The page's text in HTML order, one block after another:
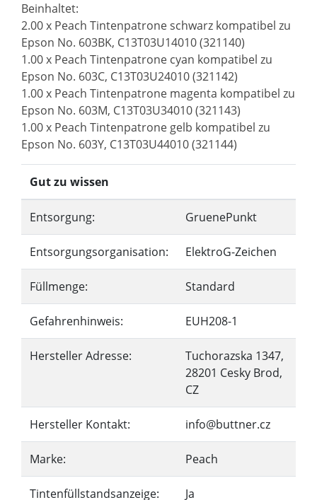
Beinhaltet:
2.00 x Peach Tintenpatrone schwarz kompatibel zu
Epson No. 603BK, C13T03U14010 (321140)
1.00 x Peach Tintenpatrone cyan kompatibel zu
Epson No. 603C, C13T03U24010 (321142)
1.00 x Peach Tintenpatrone magenta kompatibel zu
Epson No. 603M, C13T03U34010 (321143)
1.00 x Peach Tintenpatrone gelb kompatibel zu
Epson No. 603Y, C13T03U44010 (321144)
Gut zu wissen
Entsorgung: GruenePunkt
Entsorgungsorganisation: ElektroG-Zeichen
Füllmenge: Standard
Gefahrenhinweis: EUH208-1
Hersteller Adresse:
Tuchorazska 1347,
28201 Cesky Brod,
CZ
Hersteller Kontakt: info@buttner.cz
Marke: Peach
Tintenfüllstandsanzeige: Ja